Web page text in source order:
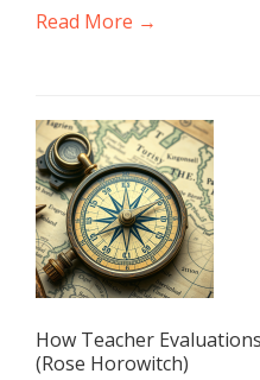
Read More →
How Teacher
(Rose Horowitch)